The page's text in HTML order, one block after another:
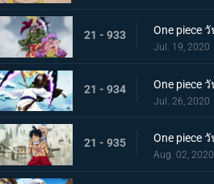
21 - 933
Jul. 19, 2020
21 - 934
Jul. 26, 2020
21 - 935
Aug. 02, 2020